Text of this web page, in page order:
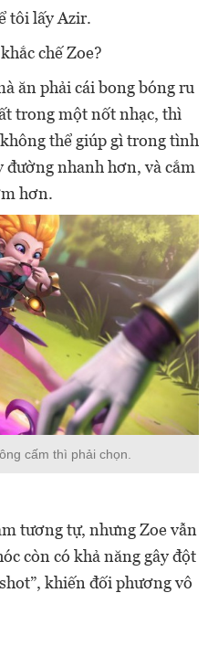
tôi lấy Azir.
chế Zoe?
ăn phải cái bong bóng ru
trong một nốt nhạc, thì
thể giúp gì trong tình
đường nhanh hơn, và cắm
hơn.
cấm thì phải chọn.
tương tự, nhưng Zoe vẫn
còn có khả năng gây đột
khiến đối phương vô